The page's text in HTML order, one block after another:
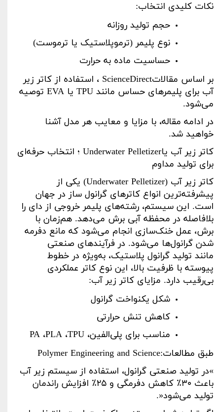
نکات کلیدی انتخاب:
حجم تولید روزانه
نوع پلیمر (ترموپلاستیک یا ترموست)
حساسیت ماده به حرارت
بر اساس مقالاتScienceDirect ، استفاده از کاتر زیر
آب برای پلیمرهای حساس مانند TPU یا EVA توصیه
می‌شود.
در ادامه مقاله، با مزایا و معایب هر مدل آشنا
خواهید شد.
کاتر زیر آب یاUnderwater Pelletizer ؛ انتخاب حرفه‌ای
برای تولید مداوم
کاتر زیر آب (Underwater Pelletizer) یکی از
پیشرفته‌ترین انواع کاترهای گرانول ساز در جهان
است. این سیستم، رشته‌های پلیمر خروجی از دای را
بلافاصله در محفظه آبی برش می‌دهد. هم‌زمان با
برش، عمل خنک‌سازی انجام می‌شود که مانع دفرمه
شدن گرانول‌ها می‌شود. در فرآیندهای صنعتی
مانند تولید گرانول پلاستیک، به‌ویژه در خطوط
پیوسته با ظرفیت بالا، این نوع کاتر عملکردی
بی‌رقیب دارد. مزایای کاتر زیر آب:
شکل یکنواخت گرانول
کاهش تنش حرارتی
مناسب برای پلی‌الفین، TPU، PLA، PA
طبق مطالعاتPolymer Engineering and Science:
«در تولید صنعتی گرانول، استفاده از سیستم زیر آب
باعث ۳۰٪ کاهش دفرمگی و ۲۵٪
افزایش راندمان
تولید می‌شود.»